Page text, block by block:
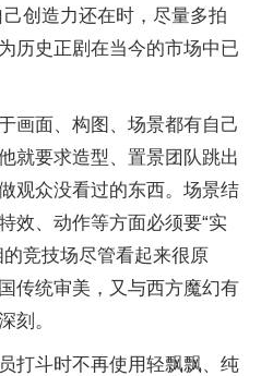
创造力还在时，尽量多拍
历史正剧在当今的市场中已
画面、构图、场景都有自己
就要求造型、置景团队跳出
观众没看过的东西。场景结
效、动作等方面必须要“实
竞技场尽管看起来很原
传统审美，又与西方魔幻有
刻。
打斗时不再使用轻飘飘、纯